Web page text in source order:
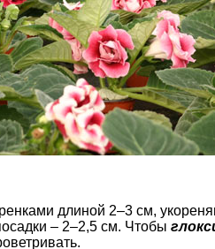
длиной 2–3 см,
– 2–2,5 см. Чтобы